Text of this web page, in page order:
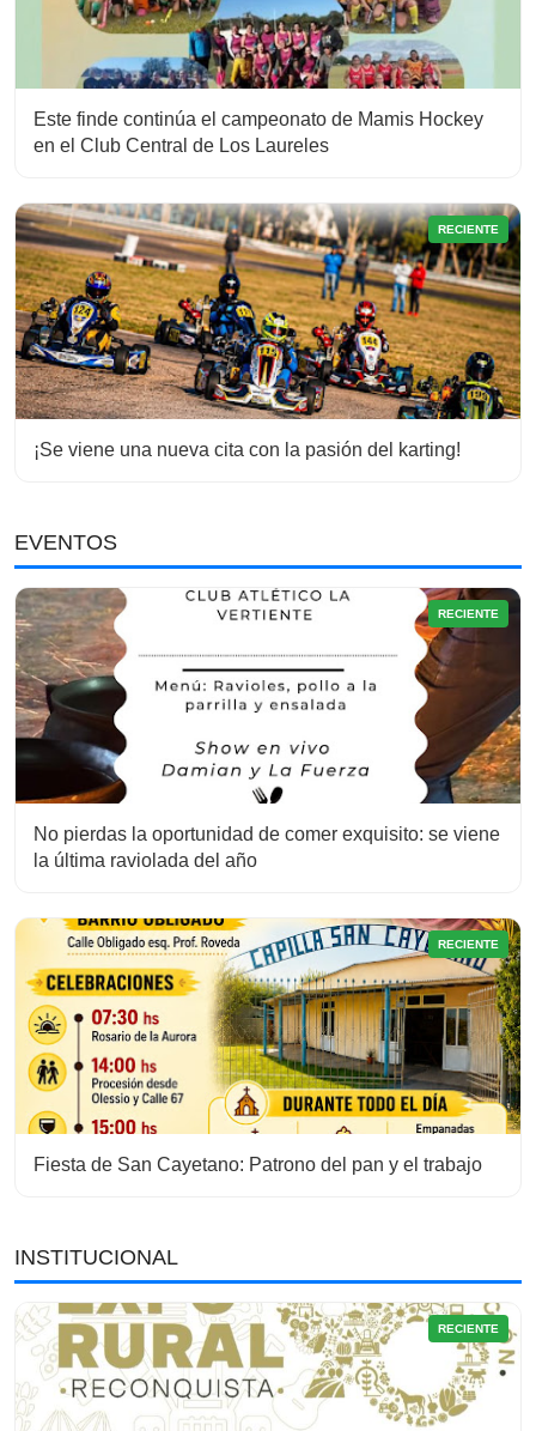
Este finde continúa el campeonato de Mamis Hockey
en el Club Central de Los Laureles
RECIENTE
¡Se viene una nueva cita con la pasión del karting!
EVENTOS
RECIENTE
No pierdas la oportunidad de comer exquisito: se viene
la última raviolada del año
RECIENTE
Fiesta de San Cayetano: Patrono del pan y el trabajo
INSTITUCIONAL
RECIENTE